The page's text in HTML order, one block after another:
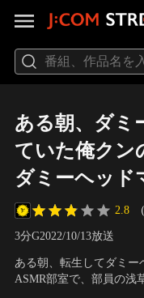
ある朝、ダミ
ていた俺クン
ダミーヘッド
2.8
3分G2022/10/13放送
ある朝、転生してダミー
ASMR部室で、部員の浅